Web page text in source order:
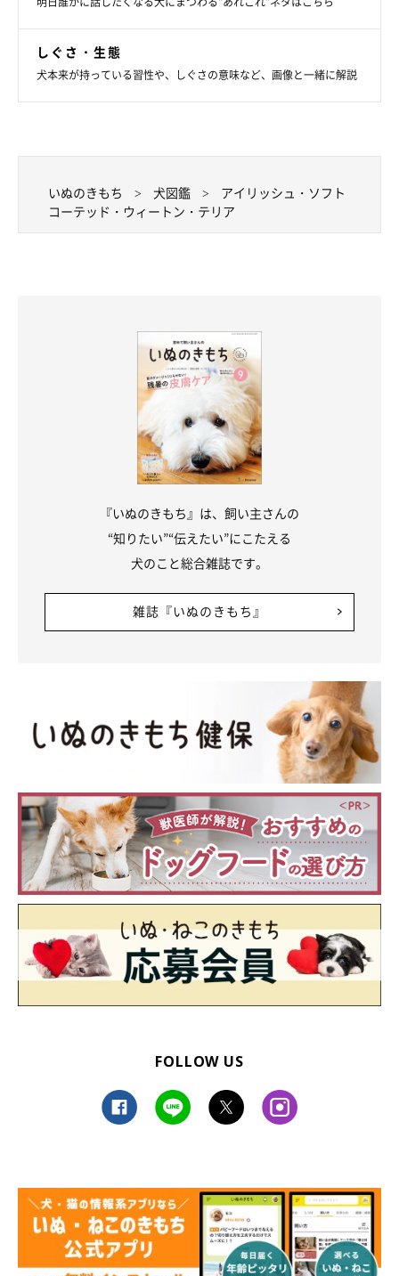
しぐさ・生態
犬本来が持っている習性や、しぐさの意味など、画像と一緒に解説
いぬのきもち 犬図鑑
アイリッシュ・ソフト
コーテッド・ウィートン・テリア
『いぬのきもち』は、飼い主さんの
“知りたい”“伝えたい”にこたえる
犬のこと総合雑誌です。
雑誌『いぬのきもち』
FOLLOW US